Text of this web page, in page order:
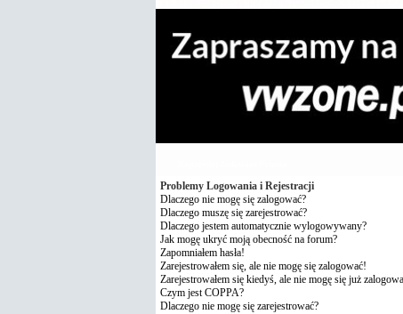
Problemy Logowania i Rejestracji
Dlaczego nie mogę się zalogować?
Dlaczego muszę się zarejestrować?
Dlaczego jestem automatycznie wylogowywany?
Jak mogę ukryć moją obecność na forum?
Zapomniałem hasła!
Zarejestrowałem się, ale nie mogę się zalogować!
Zarejestrowałem się kiedyś, ale nie mogę się już
Czym jest COPPA?
Dlaczego nie mogę się zarejestrować?